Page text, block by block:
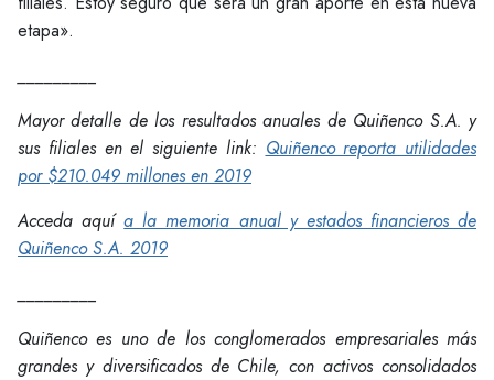
etapa».
Mayor detalle de los resultados anuales de Quiñenco S.A. y
sus filiales en el siguiente link: Quiñenco reporta utilidades
por $210.049 millones en 2019
Acceda aquía la memoria anual y estados financieros de
Quiñenco S.A. 2019
Quiñencoes uno de los conglomerados empresariales más
grandes y diversificados de Chile, con activos consolidados